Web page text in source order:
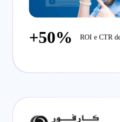
+50% ROI e CTR